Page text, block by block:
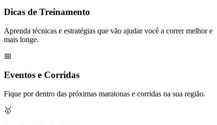
Dicas de Treinamento
Aprenda técnicas e estratégias que vão ajudar você a correr melhor e
mais longe.
📅
Eventos e Corridas
Fique por dentro das próximas maratonas e corridas na sua região.
🥇